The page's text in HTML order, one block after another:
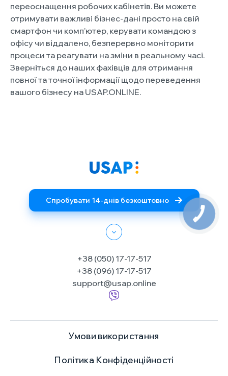
переоснащення робочих кабінетів. Ви можете
отримувати важливі бізнес-дані просто на свій
смартфон чи комп’ютер, керувати командою з
офісу чи віддалено, безперервно моніторити
процеси та реагувати на зміни в реальному часі.
Зверніться до наших фахівців для отримання
повної та точної інформації щодо переведення
вашого бізнесу на USAP.ONLINE.
Спробувати 14-днів безкоштовно
+38 (050) 17-17-517
+38 (096) 17-17-517
support@usap.online
Умови використання
Політика Конфіденційності